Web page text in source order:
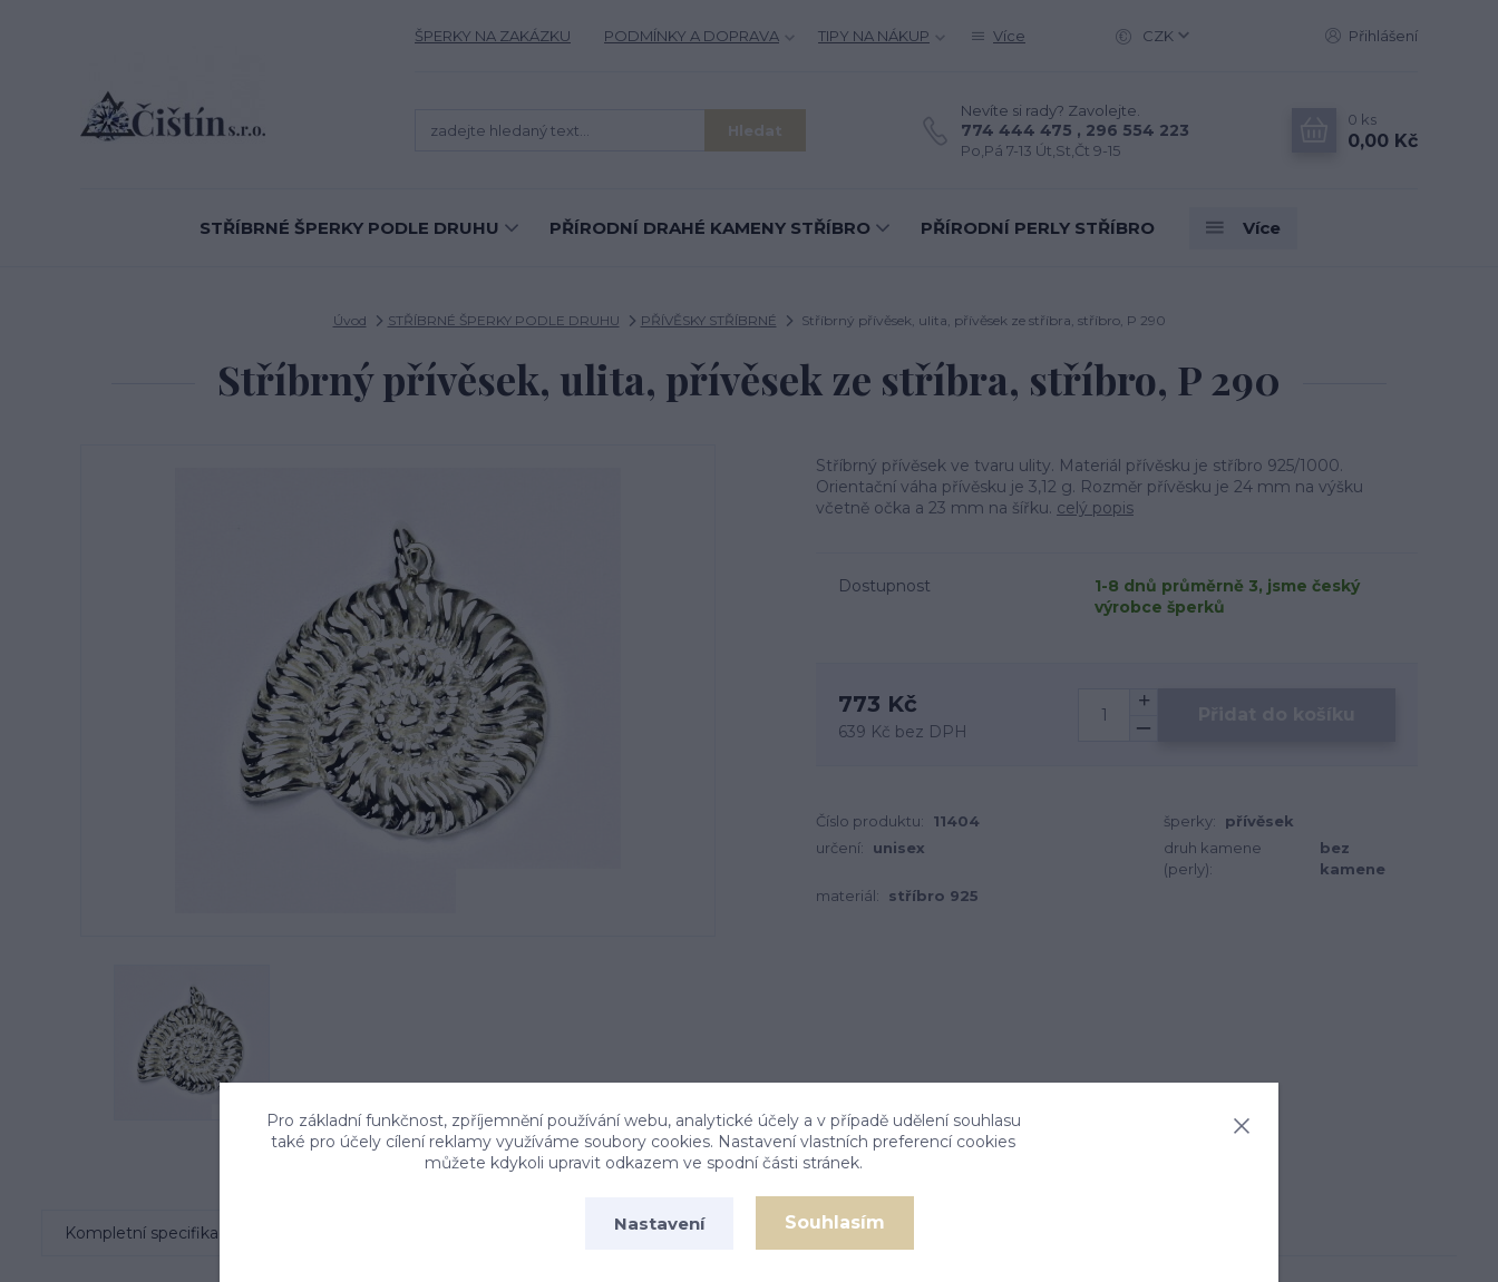
ŠPERKY NA ZAKÁZKU PODMÍNKY A DOPRAVA TIPY NA NÁKUP Více CZK Přihlášení
Hledat
Nevíte si rady? Zavolejte.
774 444 475 , 296 554 223
Po,Pá 7-13 Út,St,Čt 9-15
0 ks
0,00 Kč
STŘÍBRNÉ ŠPERKY PODLE DRUHU PŘÍRODNÍ DRAHÉ KAMENY STŘÍBRO PŘÍRODNÍ PERLY STŘÍBRO Více
Úvod STŘÍBRNÉ ŠPERKY PODLE DRUHU PŘÍVĚSKY STŘÍBRNÉ Stříbrný přívěsek, ulita, přívěsek ze stříbra, stříbro, P 290
Stříbrný přívěsek, ulita, přívěsek ze stříbra, stříbro, P 290
Stříbrný přívěsek ve tvaru ulity. Materiál přívěsku je stříbro 925/1000.
Orientační váha přívěsku je 3,12 g. Rozměr přívěsku je 24 mm na výšku
včetně očka a 23 mm na šířku. celý popis
Dostupnost
1-8 dnů průměrně 3, jsme český
výrobce šperků
773 Kč
639 Kč bez DPH
Číslo produktu: 11404 šperky:
přívěsek
určení:
unisex
druh kamene
(perly):
bez
kamene
materiál:
stříbro 925
Kompletní specifikace
Pro základní funkčnost, zpříjemnění používání webu, analytické účely a v případě udělení souhlasu
také pro účely cílení reklamy využíváme soubory cookies. Nastavení vlastních preferencí cookies
můžete kdykoli upravit odkazem ve spodní části stránek.
Nastavení Souhlasím